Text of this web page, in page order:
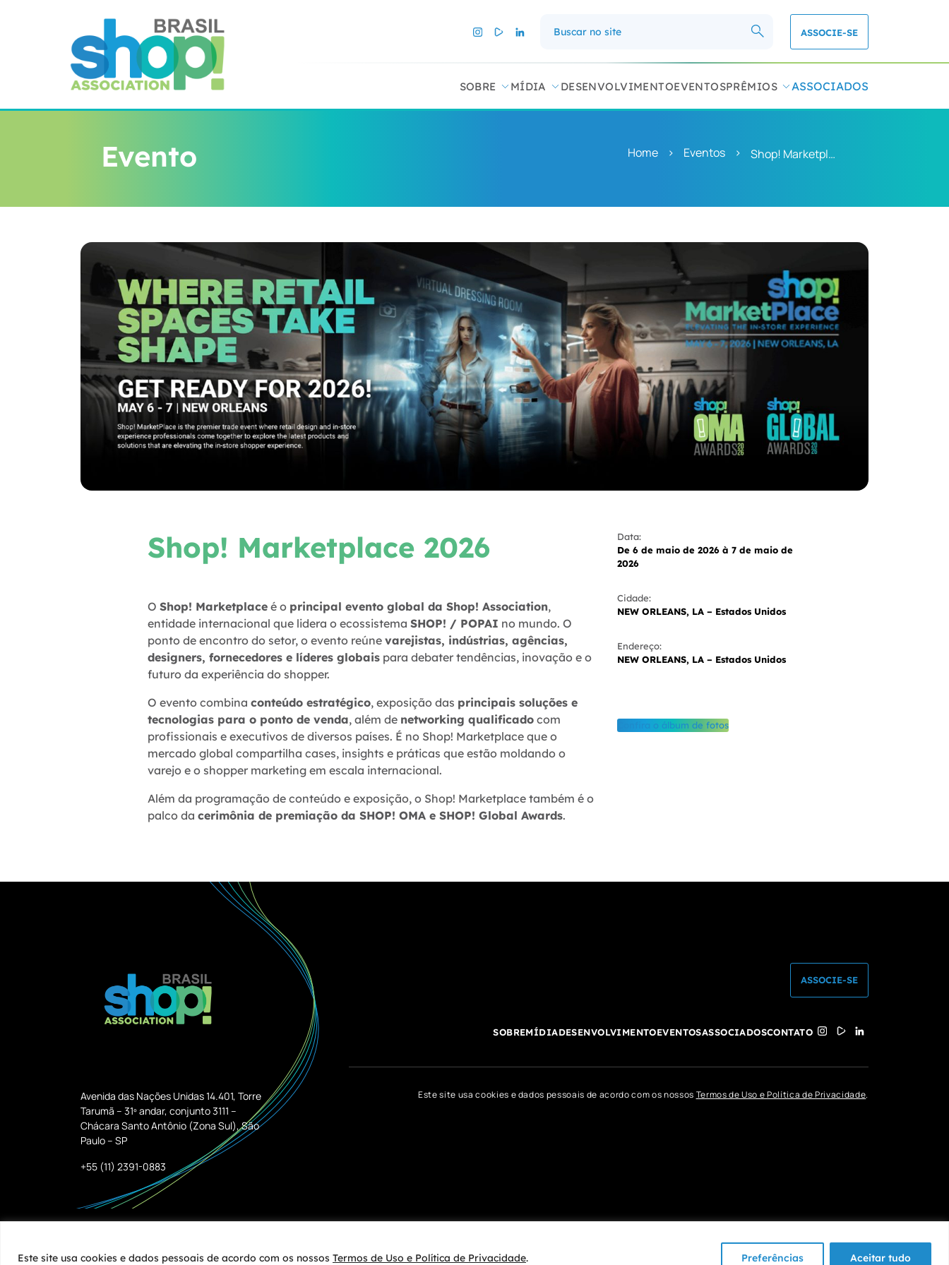
Este site usa cookies e dados pessoais de acordo com os nossos Termos de Uso e Política de Privacidade. Preferências Aceitar tudo
ASSOCIE-SE
SOBRE MÍDIA DESENVOLVIMENTOEVENTOSPRÊMIOS ASSOCIADOS
Evento Home > Eventos > Shop! Marketplace 2026
Shop! Marketplace 2026
O Shop! Marketplace é o principal evento global da Shop! Association,
entidade internacional que lidera o ecossistema SHOP! / POPAI no mundo. O
ponto de encontro do setor, o evento reúne varejistas, indústrias, agências,
designers, fornecedores e líderes globais para debater tendências, inovação e o
futuro da experiência do shopper.
O evento combina conteúdo estratégico, exposição das principais soluções e
tecnologias para o ponto de venda, além de networking qualificado com
profissionais e executivos de diversos países. É no Shop! Marketplace que o
mercado global compartilha cases, insights e práticas que estão moldando o
varejo e o shopper marketing em escala internacional.
Além da programação de conteúdo e exposição, o Shop! Marketplace também é o
palco da cerimônia de premiação da SHOP! OMA e SHOP! Global Awards.
Data:
De 6 de maio de 2026 à 7 de maio de
2026
Cidade:
NEW ORLEANS, LA – Estados Unidos
Endereço:
NEW ORLEANS, LA – Estados Unidos
Confira o álbum de fotos
Avenida das Nações Unidas 14.401, Torre
Tarumã – 31º andar, conjunto 3111 –
Chácara Santo Antônio (Zona Sul), São
Paulo – SP
+55 (11) 2391-0883
ASSOCIE-SE
SOBREMÍDIADESENVOLVIMENTOEVENTOSASSOCIADOSCONTATO
Este site usa cookies e dados pessoais de acordo com os nossos Termos de Uso e Política de Privacidade.
COPYRIGHT © 2025 | POPAI | TODOS OS DIREITOS RESERVADOS DEV & DESIGN BY